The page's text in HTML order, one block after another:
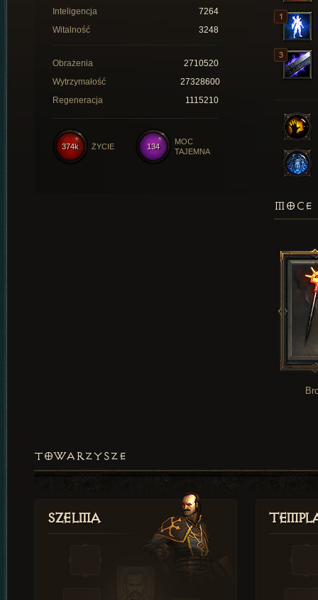
Inteligencja
7264
Witalność
3248
Obrażenia
2710520
Wytrzymałość
27328600
Regeneracja
1115210
134
MOC
TAJEMNA
374k ŻYCIE
TOWARZYSZE
Szelma